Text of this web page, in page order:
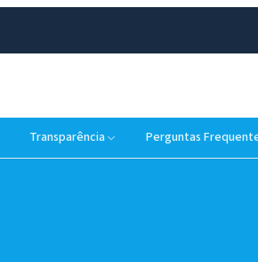
Transparência Perguntas